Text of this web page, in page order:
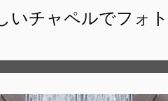
いチャペルでフォ